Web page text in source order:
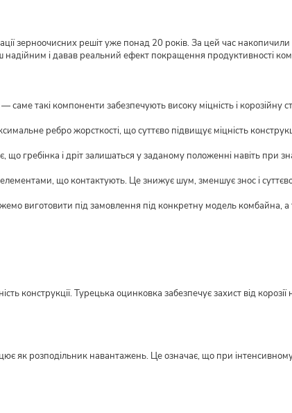
зерноочисних решіт уже понад 20 років. За цей час накопичили
і давав реальний ефект покращення продуктивності
такі компоненти забезпечують високу міцність і корозійну
ребро жорсткості, що суттєво підвищує міцність
гребінка і дріт залишаться у заданому положенні навіть при
що контактують. Це знижує шум, зменшує знос і
виготовити під замовлення під конкретну модель комбайна,
конструкції. Турецька оцинковка забезпечує захист від
як розподільник навантажень. Це означає, що при